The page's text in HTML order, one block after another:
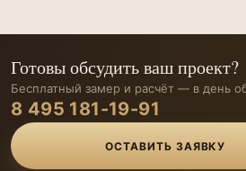
Готовы обсудить ваш проект?
Бесплатный замер и расчёт — в день
8 495 181-19-91
ОСТАВИТЬ ЗАЯВКУ